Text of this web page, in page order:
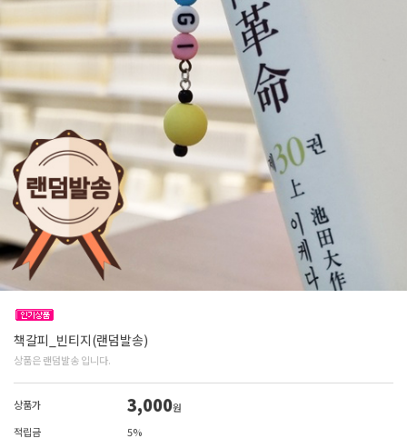
책갈피_빈티지(랜덤발송)
상품은 랜덤발송 입니다.
상품가 3,000원
적립금
5%